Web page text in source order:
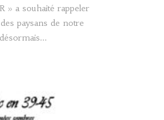
» a souhaité rappeler
paysans de notre